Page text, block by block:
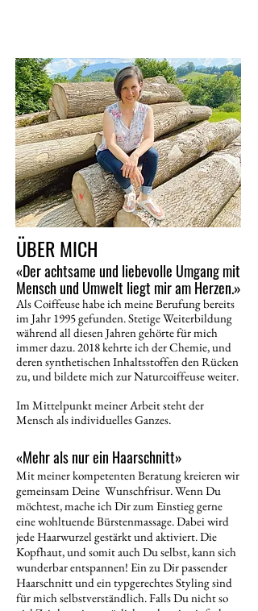
ÜBER MICH
«Der achtsame und liebevolle Umgang mit
Mensch und Umwelt liegt mir am Herzen.»
Als Coiffeuse habe ich meine Berufung bereits
im Jahr 1995 gefunden. Stetige Weiterbildung
während all diesen Jahren gehörte für mich
immer dazu. 2018 kehrte ich der Chemie, und
deren synthetischen Inhaltsstoffen den Rücken
zu, und bildete mich zur Naturcoiffeuse weiter.
Im Mittelpunkt meiner Arbeit steht der
Mensch als individuelles Ganzes.
«Mehr als nur ein Haarschnitt»
Mit meiner kompetenten Beratung kreieren wir
gemeinsam Deine Wunschfrisur. Wenn Du
möchtest, mache ich Dir zum Einstieg gerne
eine wohltuende Bürstenmassage. Dabei wird
jede Haarwurzel gestärkt und aktiviert. Die
Kopfhaut, und somit auch Du selbst, kann sich
wunderbar entspannen! Ein zu Dir passender
Haarschnitt und ein typgerechtes Styling sind
für mich selbstverständlich. Falls Du nicht so